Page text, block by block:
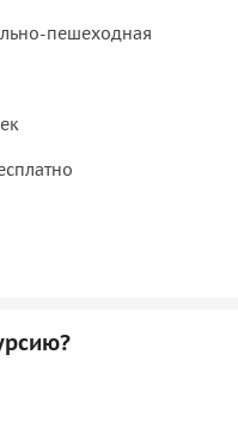
пешеходная